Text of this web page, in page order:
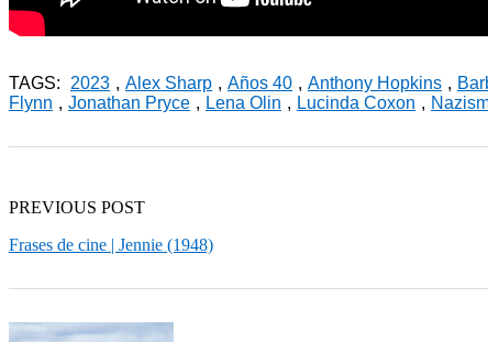
TAGS: 2023 , Alex Sharp , Años 40 , Anthony Hopkins ,
Flynn , Jonathan Pryce , Lena Olin , Lucinda Coxon ,
PREVIOUS POST
Frases de cine | Jennie (1948)